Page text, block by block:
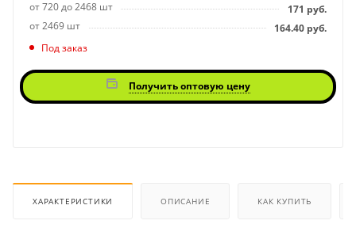
от 720 до 2468 шт
171 руб.
от 2469 шт
164.40 руб.
Под заказ
Получить оптовую цену
ХАРАКТЕРИСТИКИ ОПИСАНИЕ КАК КУПИТЬ